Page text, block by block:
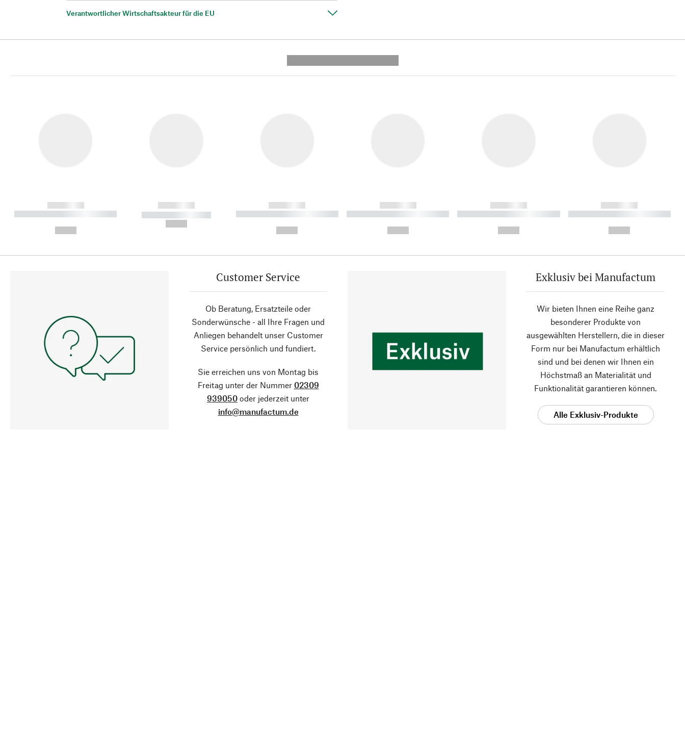
Verantwortlicher Wirtschaftsakteur für die EU
------------
----------- ----------- ----------
------------
----------- -----------
------------
----------- ----------- ----------
------------
----------- ----------- ----------
------------
----------- ----------- ----------
------------
----------- ----------- ----------
Customer Service
Ob Beratung, Ersatzteile oder
Sonderwünsche - all Ihre Fragen und
Anliegen behandelt unser Customer
Service persönlich und fundiert.
Sie erreichen uns von Montag bis
Freitag unter der Nummer 02309
939050 oder jederzeit unter
info@manufactum.de
Exklusiv bei Manufactum
Wir bieten Ihnen eine Reihe ganz
besonderer Produkte von
ausgewählten Herstellern, die in dieser
Form nur bei Manufactum erhältlich
sind und bei denen wir Ihnen ein
Höchstmaß an Materialität und
Funktionalität garantieren können.
Alle Exklusiv-Produkte